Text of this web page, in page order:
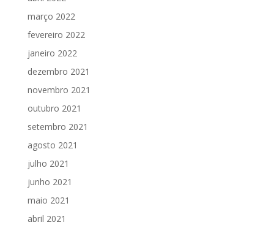
março 2022
fevereiro 2022
janeiro 2022
dezembro 2021
novembro 2021
outubro 2021
setembro 2021
agosto 2021
julho 2021
junho 2021
maio 2021
abril 2021